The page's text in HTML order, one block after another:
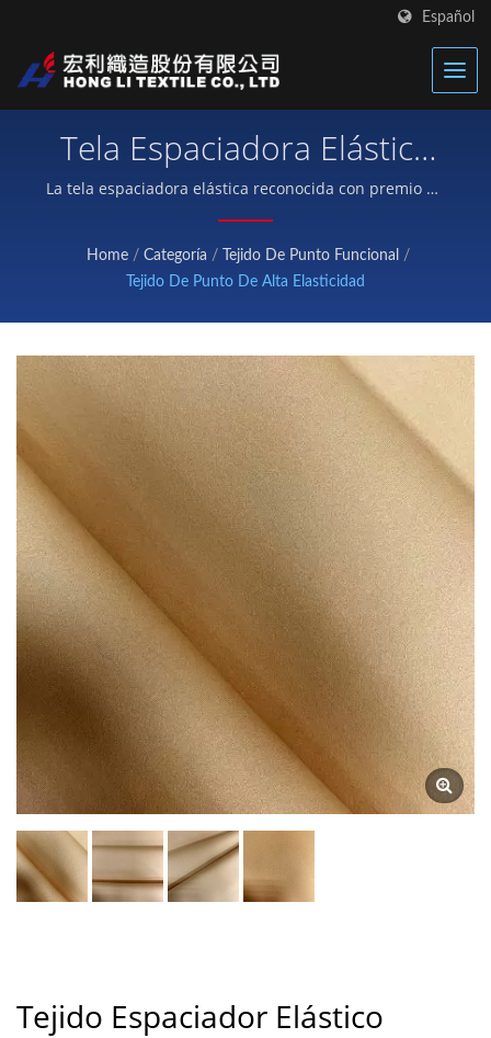
Español
Tela Espaciadora Elástica
Ultra-Ligera – Tejido De
Sándwich Transpirable De
Estiramiento En Cuatro
Direcciones De 0.85 Mm
La tela espaciadora elástica reconocida con premio de
Hong Li ofrece un perfil ultra delgado de 0.85 mm,
una estructura de sándwich de tres capas
transpirable, diseñada para chaquetas ligeras, ropa
casual, faldas y pantalones cortos.
Home / Categoría / Tejido De Punto Funcional
/
Tejido De Punto De Alta Elasticidad
Tejido Espaciador Elástico